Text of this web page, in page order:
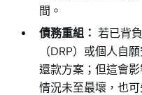
間。
債務重組： 若已背
（DRP）或個人自
還款方案；但這會
情況未至最壞，也